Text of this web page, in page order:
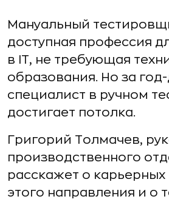
Мануальный
доступная профессия
в IT, не требующая
образования. Но за
специалист в ручном
достигает потолка.
Григорий Толмачев,
производственного
расскажет о карьерных
этого направления и о